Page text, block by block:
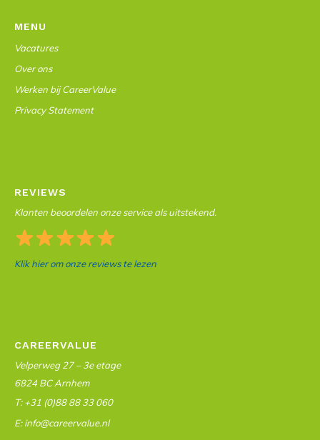
MENU
Vacatures
Over ons
Werken bij CareerValue
Privacy Statement
REVIEWS
Klanten beoordelen onze service als uitstekend.
Klik hier om onze reviews te lezen
CAREERVALUE
Velperweg 27 – 3e etage
6824 BC Arnhem
T: +31 (0)88 88 33 060
E: info@careervalue.nl